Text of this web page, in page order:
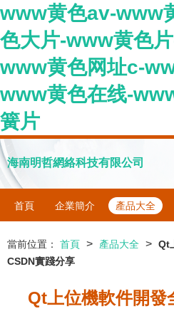
www黄色av-www
色大片-www黄色
www黄色网址c-
www黄色在线-
簧片
海南明哲網絡科技有限公司
首頁 企業簡介 產品大全
當前位置： 首頁 > 產品大全 > Qt
CSDN實踐分享
Qt上位機軟件開發